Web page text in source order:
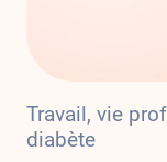
Travail, vie
diabète